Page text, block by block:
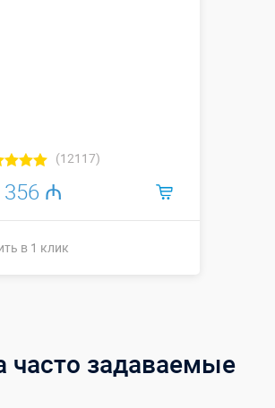
(12117)
356 ₼
в 1 клик
Смотреть видео
часто задаваемые